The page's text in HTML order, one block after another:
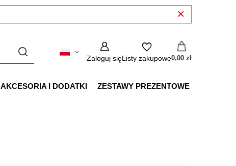
Zaloguj sięListy zakupowe0,00 zł
AKCESORIA I DODATKI ZESTAWY PREZENTOWE